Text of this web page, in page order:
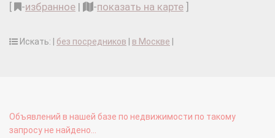
-избранное | -показать на карте
Искать: | без посредников в Москве
Объявлений в нашей базе по недвижимости по такому
запросу не найдено...